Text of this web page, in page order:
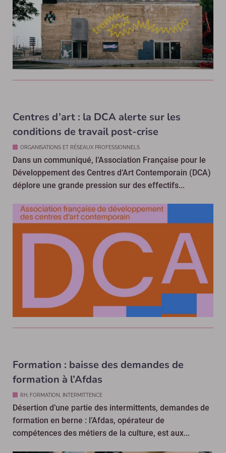
Centres d’art : la DCA alerte sur les
conditions de travail post-crise
ORGANISATIONS ET RÉSEAUX PROFESSIONNELS
Dans un communiqué, l’Association Française pour le
Développement des Centres d’Art Contemporain (DCA)
déplore une grande pression sur des effectifs...
Formation : baisse des demandes de
formation à l’Afdas
RH, FORMATION, INTERMITTENCE
Désertion d’une partie des intermittents, demandes de
formation en berne : l’Afdas, opérateur de
compétences des métiers de la culture, est aux...